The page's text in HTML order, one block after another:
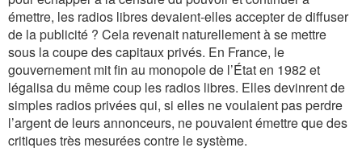
émettre, les radios libres devaient-elles accepter de diffuser
de la publicité ? Cela revenait naturellement à se mettre
sous la coupe des capitaux privés. En France, le
gouvernement mit fin au monopole de l’État en 1982 et
légalisa du même coup les radios libres. Elles devinrent de
simples radios privées qui, si elles ne voulaient pas perdre
l’argent de leurs annonceurs, ne pouvaient émettre que des
critiques très mesurées contre le système.